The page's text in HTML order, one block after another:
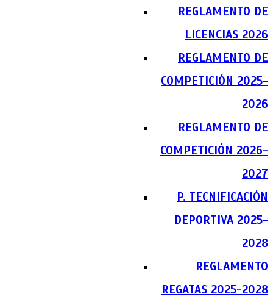
REGLAMENTO DE
LICENCIAS 2026
REGLAMENTO DE
COMPETICIÓN 2025-
2026
REGLAMENTO DE
COMPETICIÓN 2026-
2027
P. TECNIFICACIÓN
DEPORTIVA 2025-
2028
REGLAMENTO
REGATAS 2025-2028